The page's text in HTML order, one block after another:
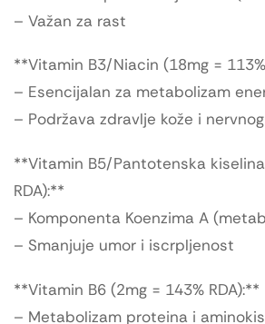
– Važan za rast
**Vitamin B3/Niacin (18mg = 113%
– Esencijalan za metabolizam
– Podržava zdravlje kože i
**Vitamin B5/Pantotenska
RDA):**
– Komponenta Koenzima A
– Smanjuje umor i iscrpljenost
**Vitamin B6 (2mg = 143% RDA):**
– Metabolizam proteina i